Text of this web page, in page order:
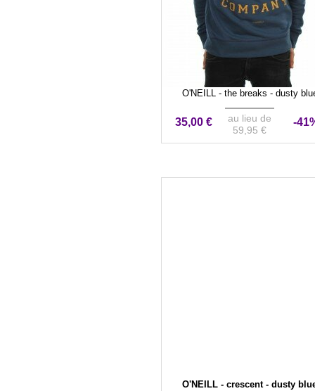
O'NEILL - the breaks - dusty
35,00 €
au lieu de
59,95 €
-
O'NEILL - crescent - dusty